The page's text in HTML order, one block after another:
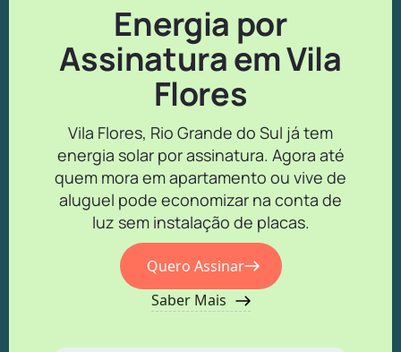
Energia por
Assinatura em Vila
Flores
Vila Flores, Rio Grande do Sul já tem
energia solar por assinatura. Agora até
quem mora em apartamento ou vive de
aluguel pode economizar na conta de
luz sem instalação de placas.
Quero Assinar
Saber Mais